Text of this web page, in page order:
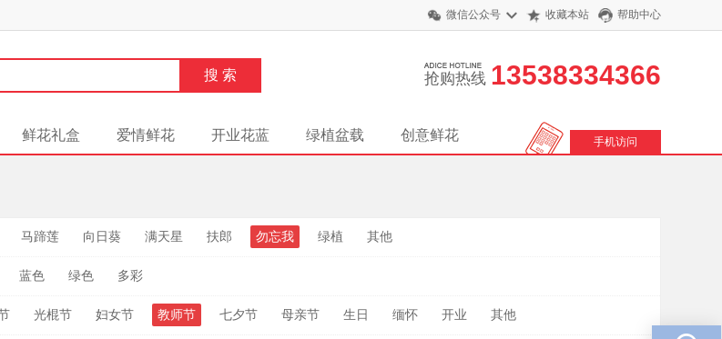
微信公众号 收藏本站 帮助中心
抢购热线 13538334366
鲜花礼盒 爱情鲜花 开业花蓝 绿植盆载 创意鲜花 手机访问
马蹄莲 向日葵 满天星 扶郎 勿忘我 绿植 其他
蓝色 绿色 多彩
光棍节 妇女节 教师节 七夕节 母亲节 生日 缅怀 开业 其他